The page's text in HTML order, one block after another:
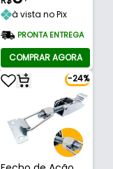
à vista no Pix
PRONTA ENTREGA
COMPRAR AGORA
-24%